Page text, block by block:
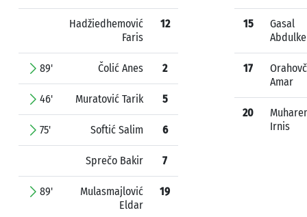
Hadžiedhemović
Faris
12
89' Čolić Anes 2
46' Muratović Tarik 5
75' Softić Salim 6
Sprečo Bakir 7
89'
Mulasmajlović
Eldar
19
15
Gasal
17
Amar
20
Irnis